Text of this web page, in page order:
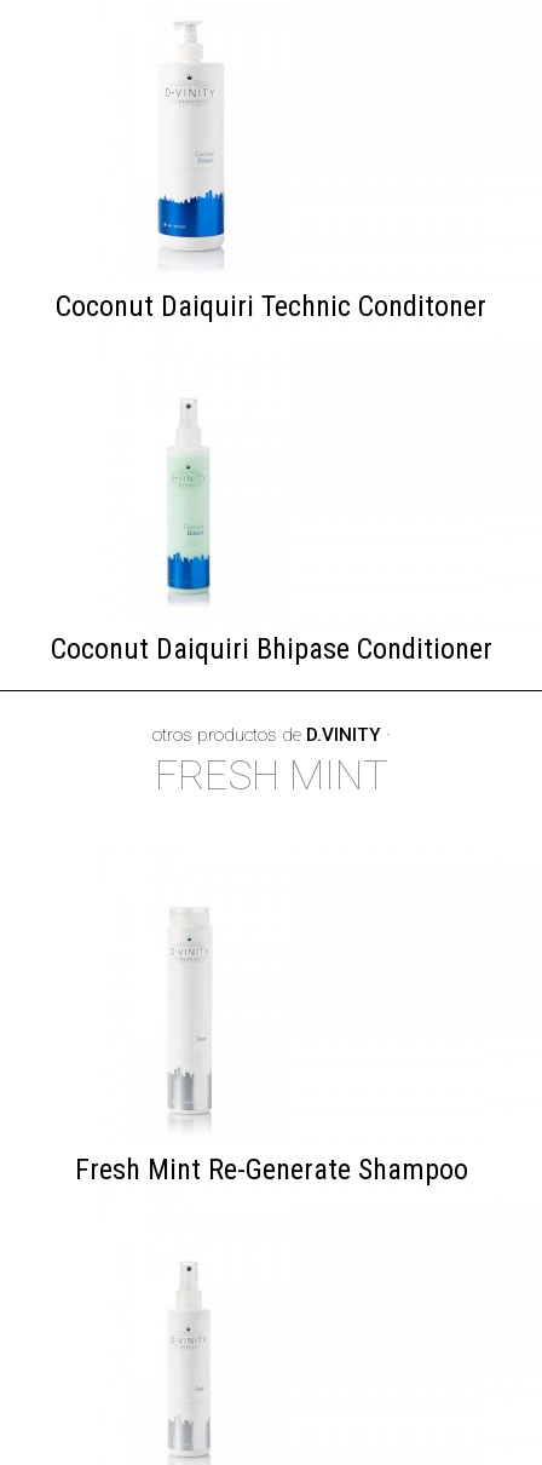
Coconut Daiquiri Technic Conditoner
Coconut Daiquiri Bhipase Conditioner
otros productos de D.VINITY·
FRESH MINT
Fresh Mint Re-Generate Shampoo